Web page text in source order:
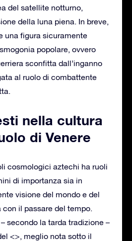
del satellite notturno,
della luna piena. In breve,
una figura sicuramente
popolare, ovvero
sconfitta dall’inganno
al ruolo di combattente
nella cultura
di Venere
cosmologici aztechi ha ruoli
di importanza sia in
visione del mondo e del
il passare del tempo.
secondo la tarda tradizione –
<>, meglio nota sotto il